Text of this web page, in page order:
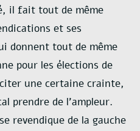
il fait tout de même
et ses
donnent tout de même
pour les élections de
une certaine crainte,
prendre de l’ampleur.
revendique de la gauche